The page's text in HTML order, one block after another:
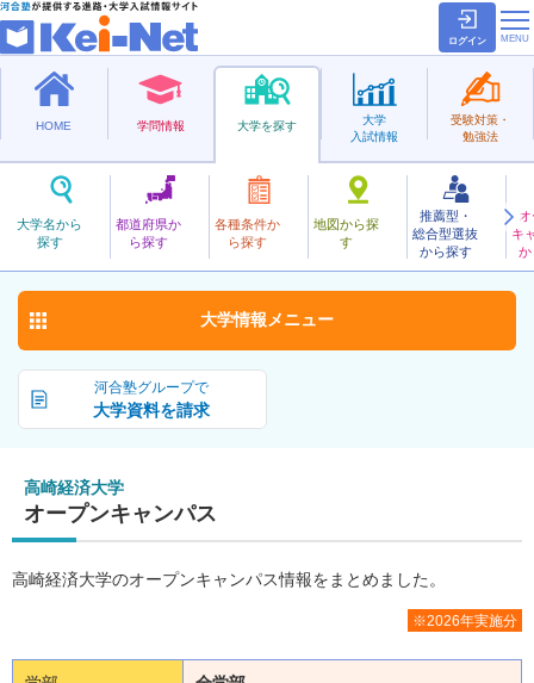
ログイン
HOME 学問情報 大学を探す
大学名から
探す
都道府県か
ら探す
各種条件か
ら探す
地図から探
す
推薦型・
総合型選抜
から探す
キ
か
大学
入試情報
受験対策・
勉強法
公立
たかさきけいざい
高崎経済大学 お気に入り
河合塾グループで
大学資料を請求
大学情報 メニュー
高崎経済大学
オープンキャンパス
高崎経済大学のオープンキャンパス情報をまとめました。
※2026年実施分